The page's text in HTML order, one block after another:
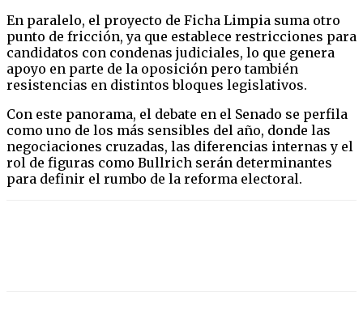
En paralelo, el proyecto de Ficha Limpia suma otro
punto de fricción, ya que establece restricciones para
candidatos con condenas judiciales, lo que genera
apoyo en parte de la oposición pero también
resistencias en distintos bloques legislativos.
Con este panorama, el debate en el Senado se perfila
como uno de los más sensibles del año, donde las
negociaciones cruzadas, las diferencias internas y el
rol de figuras como Bullrich serán determinantes
para definir el rumbo de la reforma electoral.